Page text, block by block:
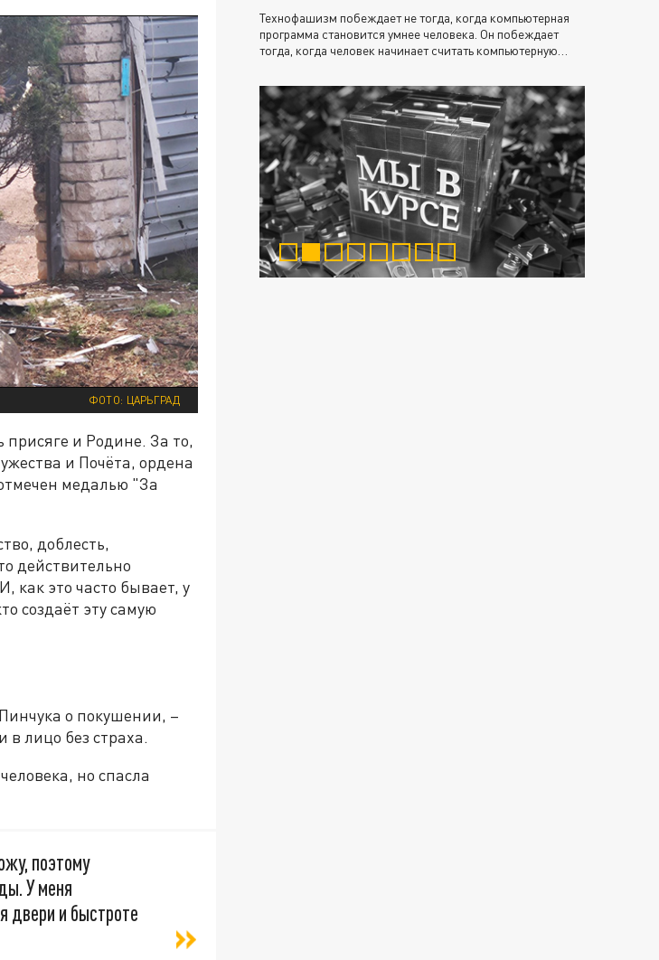
ФОТО: ЦАРЬГРАД
присяге и Родине. За то,
и Почёта, ордена
медалью "За
доблесть,
действительно
это часто бывает, у
создаёт эту самую
о покушении, –
в лицо без страха.
но спасла
поэтому
У меня
двери и быстроте
Технофашизм побеждает не тогда, когда компьютерная
программа становится умнее человека. Он побеждает
тогда, когда человек начинает считать компьютерную